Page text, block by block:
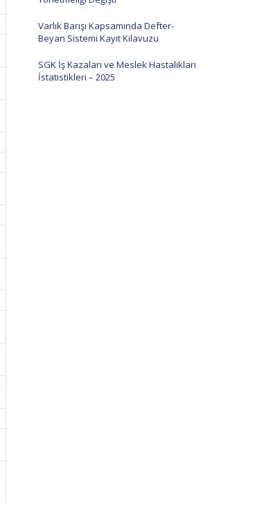
Varlık Barışı Kapsamında Defter-
Beyan Sistemi Kayıt Kılavuzu
SGK İş Kazaları ve Meslek Hastalıkları
İstatistikleri – 2025